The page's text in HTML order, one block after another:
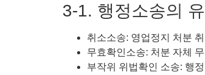
3-1. 행정소송의
취소소송: 영업정지 처분
무효확인소송: 처분 자체
부작위 위법확인 소송: 행